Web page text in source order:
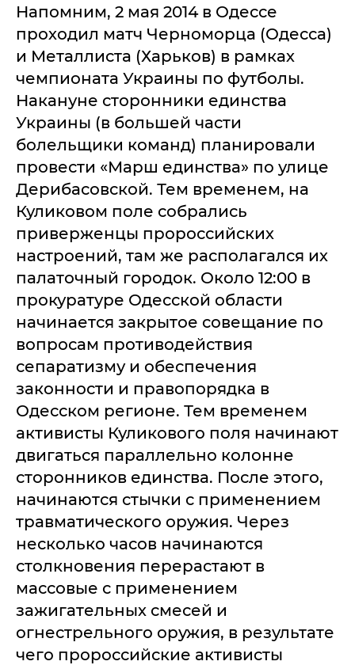
Напомним, 2 мая 2014 в Одессе
проходил матч Черноморца (Одесса)
и Металлиста (Харьков) в рамках
чемпионата Украины по футболы.
Накануне сторонники единства
Украины (в большей части
болельщики команд) планировали
провести «Марш единства» по улице
Дерибасовской. Тем временем, на
Куликовом поле собрались
приверженцы пророссийских
настроений, там же располагался их
палаточный городок. Около 12:00 в
прокуратуре Одесской области
начинается закрытое совещание по
вопросам противодействия
сепаратизму и обеспечения
законности и правопорядка в
Одесском регионе. Тем временем
активисты Куликового поля начинают
двигаться параллельно колонне
сторонников единства. После этого,
начинаются стычки с применением
травматического оружия. Через
несколько часов начинаются
столкновения перерастают в
массовые с применением
зажигательных смесей и
огнестрельного оружия, в результате
чего пророссийские активисты